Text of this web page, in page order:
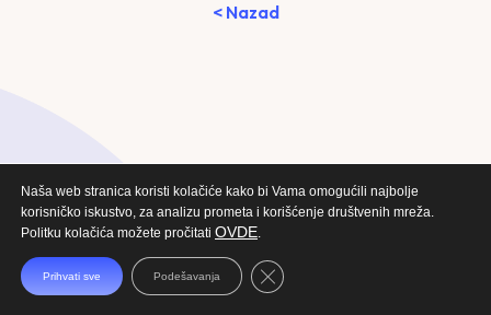
< Nazad
Naša web stranica koristi kolačiće kako bi Vama omogućili najbolje
korisničko iskustvo, za analizu prometa i korišćenje društvenih mreža.
Politku kolačića možete pročitati OVDE.
Prihvati sve Podešavanja Close GDPR Cookie Banner